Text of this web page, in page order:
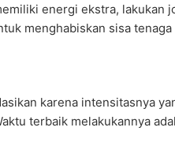
energi ekstra,
menghabiskan sisa
karena intensitasnya
terbaik melakukannya